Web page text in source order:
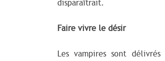
disparaîtrait.
Faire vivre le désir
Les vampires sont